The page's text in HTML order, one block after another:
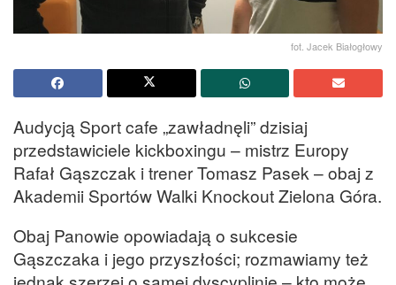
fot. Jacek Białogłowy
Audycją Sport cafe „zawładnęli” dzisiaj
przedstawiciele kickboxingu – mistrz Europy
Rafał Gąszczak i trener Tomasz Pasek – obaj z
Akademii Sportów Walki Knockout Zielona Góra.
Obaj Panowie opowiadają o sukcesie
Gąszczaka i jego przyszłości; rozmawiamy też